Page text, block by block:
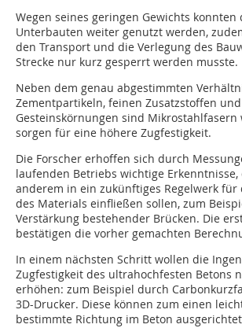
Wegen seines geringen Gewichts
Unterbauten weiter genutzt werden,
den Transport und die Verlegung des
Strecke nur kurz gesperrt werden musste.
Neben dem genau abgestimmten
Zementpartikeln, feinen Zusatzstoffen
Gesteinskörnungen sind Mikrostahlfasern
sorgen für eine höhere Zugfestigkeit.
Die Forscher erhoffen sich durch
laufenden Betriebs wichtige
anderem in ein zukünftiges Regelwerk für
des Materials einfließen sollen, zum
Verstärkung bestehender Brücken. Die
bestätigen die vorher gemachten
In einem nächsten Schritt wollen die
Zugfestigkeit des ultrahochfesten Betons
erhöhen: zum Beispiel durch
3D-Drucker. Diese können zum einen
bestimmte Richtung im Beton